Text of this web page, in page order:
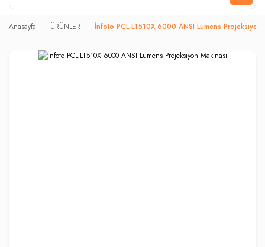
Anasayfa ÜRÜNLER İnfoto PCL-LT510X 6000 ANSI Lumens Projeksiyon